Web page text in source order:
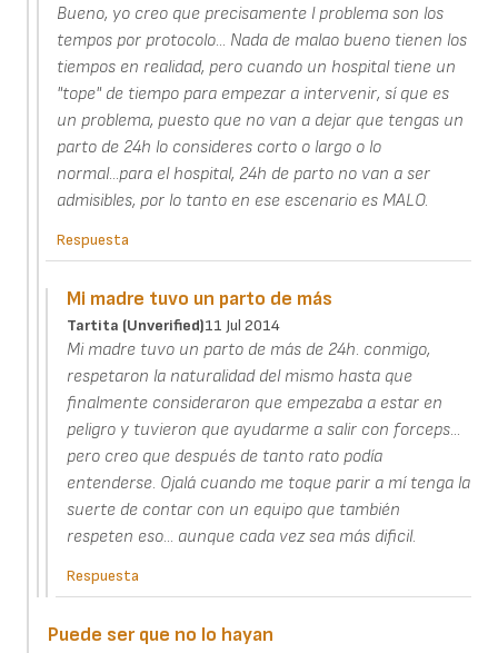
Bueno, yo creo que precisamente l problema son los
tempos por protocolo... Nada de malao bueno tienen los
tiempos en realidad, pero cuando un hospital tiene un
"tope" de tiempo para empezar a intervenir, sí que es
un problema, puesto que no van a dejar que tengas un
parto de 24h lo consideres corto o largo o lo
normal...para el hospital, 24h de parto no van a ser
admisibles, por lo tanto en ese escenario es MALO.
Respuesta
Mi madre tuvo un parto de más
Tartita (unverified)11 Jul 2014
Mi madre tuvo un parto de más de 24h. conmigo,
respetaron la naturalidad del mismo hasta que
finalmente consideraron que empezaba a estar en
peligro y tuvieron que ayudarme a salir con forceps...
pero creo que después de tanto rato podía
entenderse. Ojalá cuando me toque parir a mí tenga la
suerte de contar con un equipo que también
respeten eso... aunque cada vez sea más dificil.
Respuesta
Puede ser que no lo hayan